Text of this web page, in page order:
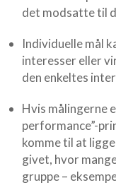
det modsatte til
Individuelle mål
interesser eller
den enkeltes
Hvis målingerne
performance”-
komme til at
givet, hvor
gruppe –